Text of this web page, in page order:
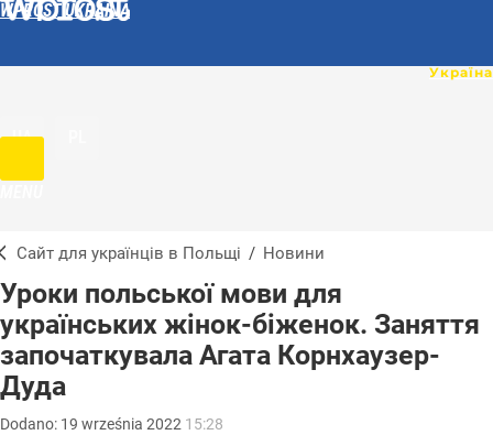
WPROST UKRAINA
UA
Сайт для українців в Польщі / Новини
Уроки польської мови для
українських жінок-біженок. Заняття
започаткувала Агата Корнхаузер-
Дуда
Dodano: 19 września 2022 15:28